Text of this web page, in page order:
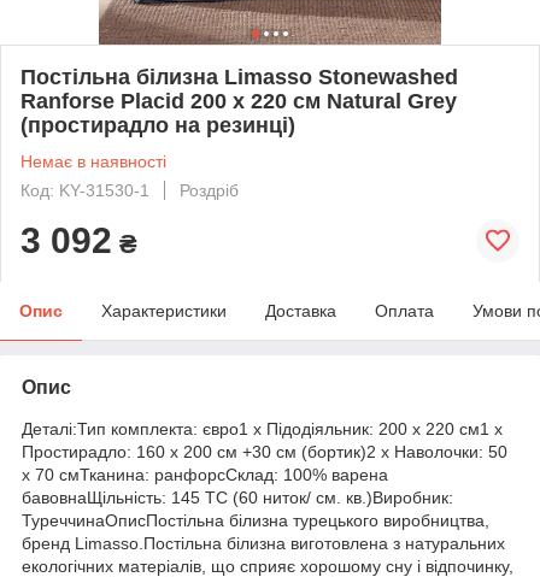
Постільна білизна Limasso Stonewashed
Ranforse Placid 200 х 220 см Natural Grey
(простирадло на резинці)
Немає в наявності
Код: KY-31530-1
Роздріб
3 092 ₴
Опис Характеристики Доставка Оплата Умови
Опис
Деталі:Тип комплекта: євро1 х Підодіяльник: 200 х 220 см1 х
Простирадло: 160 х 200 см +30 см (бортик)2 х Наволочки: 50
х 70 смТканина: ранфорсСклад: 100% варена
бавовнаЩільність: 145 TC (60 ниток/ см. кв.)Виробник:
ТуреччинаОписПостільна білизна турецького виробництва,
бренд Limasso.Постільна білизна виготовлена з натуральних
екологічних матеріалів, що сприяє хорошому сну і відпочинку,